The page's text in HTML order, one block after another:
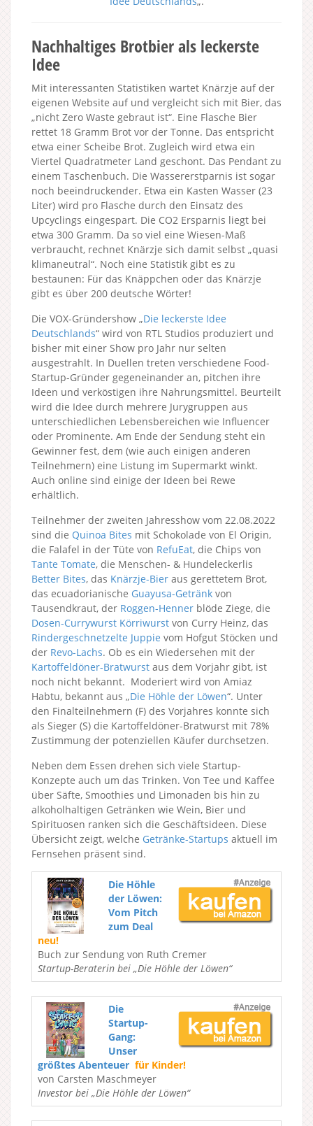
Nachhaltiges Brotbier als leckerste
Idee
Mit interessanten Statistiken wartet Knärzje auf der
eigenen Website auf und vergleicht sich mit Bier, das
„nicht Zero Waste gebraut ist“. Eine Flasche Bier
rettet 18 Gramm Brot vor der Tonne. Das entspricht
etwa einer Scheibe Brot. Zugleich wird etwa ein
Viertel Quadratmeter Land geschont. Das Pendant zu
einem Taschenbuch. Die Wassererstparnis ist sogar
noch beeindruckender. Etwa ein Kasten Wasser (23
Liter) wird pro Flasche durch den Einsatz des
Upcyclings eingespart. Die CO2 Ersparnis liegt bei
etwa 300 Gramm. Da so viel eine Wiesen-Maß
verbraucht, rechnet Knärzje sich damit selbst „quasi
klimaneutral“. Noch eine Statistik gibt es zu
bestaunen: Für das Knäppchen oder das Knärzje
gibt es über 200 deutsche Wörter!
Die VOX-Gründershow „Die leckerste Idee
Deutschlands“ wird von RTL Studios produziert und
bisher mit einer Show pro Jahr nur selten
ausgestrahlt. In Duellen treten verschiedene Food-
Startup-Gründer gegeneinander an, pitchen ihre
Ideen und verköstigen ihre Nahrungsmittel. Beurteilt
wird die Idee durch mehrere Jurygruppen aus
unterschiedlichen Lebensbereichen wie Influencer
oder Prominente. Am Ende der Sendung steht ein
Gewinner fest, dem (wie auch einigen anderen
Teilnehmern) eine Listung im Supermarkt winkt.
Auch online sind einige der Ideen bei Rewe
erhältlich.
Teilnehmer der zweiten Jahresshow vom 22.08.2022
sind die Quinoa Bites mit Schokolade von El Origin,
die Falafel in der Tüte von RefuEat, die Chips von
Tante Tomate, die Menschen- & Hundeleckerlis
Better Bites, das Knärzje-Bier aus gerettetem Brot,
das ecuadorianische Guayusa-Getränk von
Tausendkraut, der Roggen-Henner blöde Ziege, die
Dosen-Currywurst Körriwurst von Curry Heinz, das
Rindergeschnetzelte Juppie vom Hofgut Stöcken und
der Revo-Lachs. Ob es ein Wiedersehen mit der
Kartoffeldöner-Bratwurst aus dem Vorjahr gibt, ist
noch nicht bekannt. Moderiert wird von Amiaz
Habtu, bekannt aus „Die Höhle der Löwen“. Unter
den Finalteilnehmern (F) des Vorjahres konnte sich
als Sieger (S) die Kartoffeldöner-Bratwurst mit 78%
Zustimmung der potenziellen Käufer durchsetzen.
Neben dem Essen drehen sich viele Startup-
Konzepte auch um das Trinken. Von Tee und Kaffee
über Säfte, Smoothies und Limonaden bis hin zu
alkoholhaltigen Getränken wie Wein, Bier und
Spirituosen ranken sich die Geschäftsideen. Diese
Übersicht zeigt, welche Getränke-Startups aktuell im
Fernsehen präsent sind.
Die Höhle
der Löwen:
Vom Pitch
zum Deal
neu!
Buch zur Sendung von Ruth Cremer
Startup-Beraterin bei „Die Höhle der Löwen“
Die
Startup-
Gang:
Unser
größtes Abenteuer für Kinder!
von Carsten Maschmeyer
Investor bei „Die Höhle der Löwen“